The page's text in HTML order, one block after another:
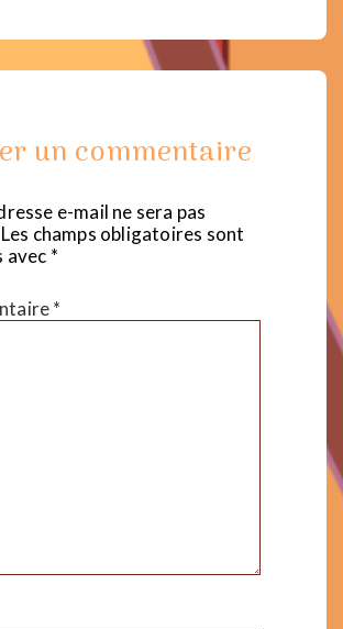
un commentaire
e-mail ne sera pas
Les champs obligatoires sont
avec *
*